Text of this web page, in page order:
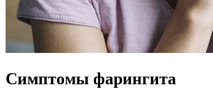
Симптомы фарингита